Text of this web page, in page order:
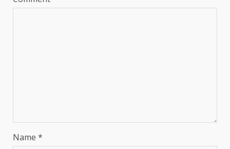
Name *